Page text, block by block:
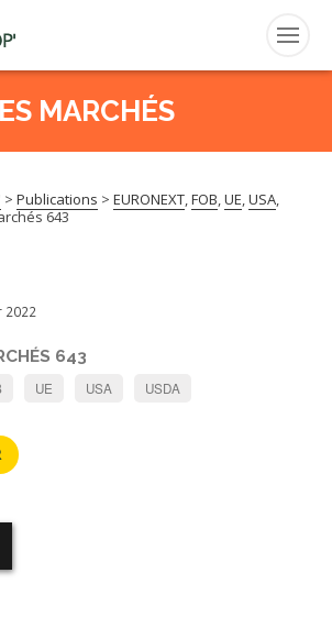
MAÏS DOUX
MAÏS SEMENCE
MARCHÉS
> Publications > EURONEXT,FOB,UE,USA,
643
2022
643
UE USA USDA